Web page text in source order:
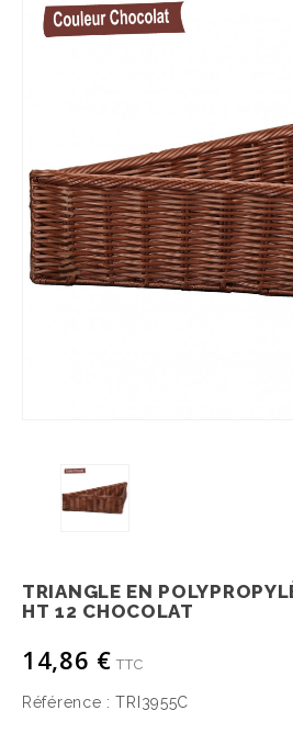
TRIANGLE EN
HT 12 CHOCOLAT
14,86 € TTC
Référence : TRI3955C